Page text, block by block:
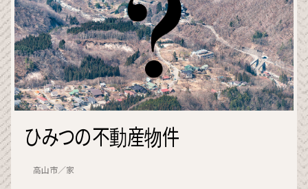
ひみつの不動産物件
高山市／家